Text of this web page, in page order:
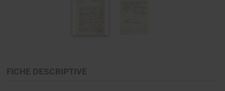
FICHE DESCRIPTIVE